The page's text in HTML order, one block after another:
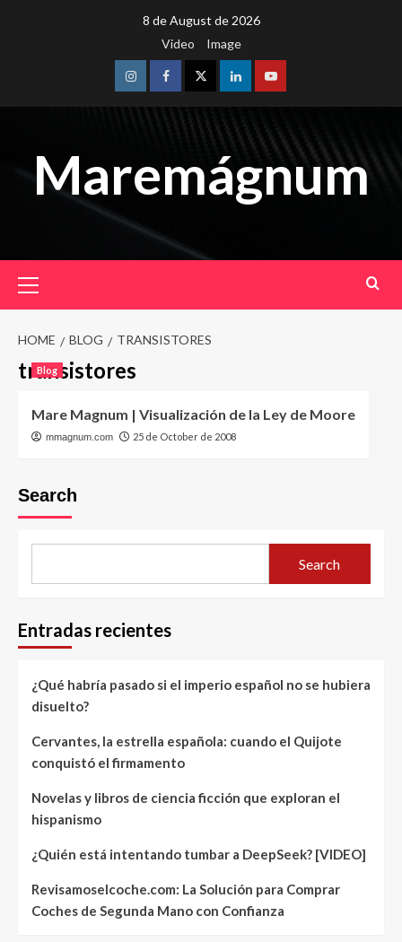
8 de August de 2026
Video
Image
InstagramFacebookTwitterLinkedinYoutube
Maremágnum
Menu
HOME BLOG TRANSISTORES
transistores
Blog
Mare Magnum | Visualización de la Ley de Moore
mmagnum.com 25 de October de 2008
Search
Search
Entradas recientes
¿Qué habría pasado si el imperio español no se hubiera
disuelto?
Cervantes, la estrella española: cuando el Quijote
conquistó el firmamento
Novelas y libros de ciencia ficción que exploran el
hispanismo
¿Quién está intentando tumbar a DeepSeek? [VIDEO]
Revisamoselcoche.com: La Solución para Comprar
Coches de Segunda Mano con Confianza